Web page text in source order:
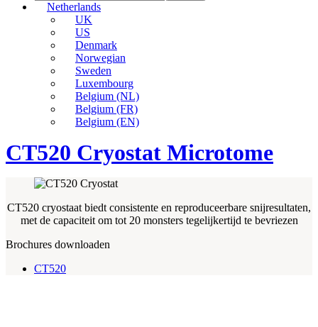
Netherlands
UK
US
Denmark
Norwegian
Sweden
Luxembourg
Belgium (NL)
Belgium (FR)
Belgium (EN)
CT520 Cryostat Microtome
CT520 cryostaat biedt consistente en reproduceerbare snijresultaten,
met de capaciteit om tot 20 monsters tegelijkertijd te bevriezen
Brochures downloaden
CT520